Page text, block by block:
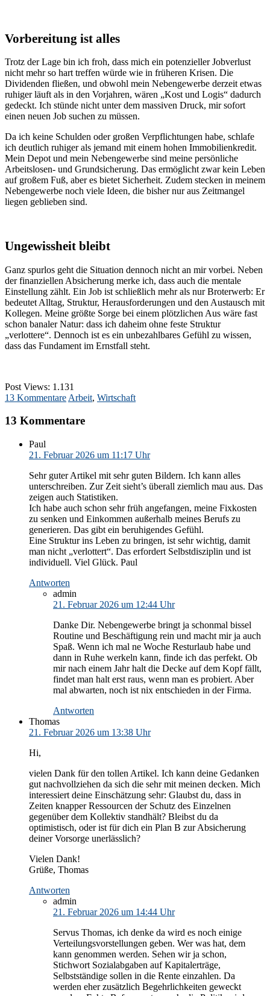
Vorbereitung ist alles
Trotz der Lage bin ich froh, dass mich ein potenzieller Jobverlust
nicht mehr so hart treffen würde wie in früheren Krisen. Die
Dividenden fließen, und obwohl mein Nebengewerbe derzeit etwas
ruhiger läuft als in den Vorjahren, wären „Kost und Logis“ dadurch
gedeckt. Ich stünde nicht unter dem massiven Druck, mir sofort
einen neuen Job suchen zu müssen.
Da ich keine Schulden oder großen Verpflichtungen habe, schlafe
ich deutlich ruhiger als jemand mit einem hohen Immobilienkredit.
Mein Depot und mein Nebengewerbe sind meine persönliche
Arbeitslosen- und Grundsicherung. Das ermöglicht zwar kein Leben
auf großem Fuß, aber es bietet Sicherheit. Zudem stecken in meinem
Nebengewerbe noch viele Ideen, die bisher nur aus Zeitmangel
liegen geblieben sind.
Ungewissheit bleibt
Ganz spurlos geht die Situation dennoch nicht an mir vorbei. Neben
der finanziellen Absicherung merke ich, dass auch die mentale
Einstellung zählt. Ein Job ist schließlich mehr als nur Broterwerb: Er
bedeutet Alltag, Struktur, Herausforderungen und den Austausch mit
Kollegen. Meine größte Sorge bei einem plötzlichen Aus wäre fast
schon banaler Natur: dass ich daheim ohne feste Struktur
„verlottere“. Dennoch ist es ein unbezahlbares Gefühl zu wissen,
dass das Fundament im Ernstfall steht.
Post Views: 1.131
13 Kommentare Arbeit, Wirtschaft
13 Kommentare
Paul
21. Februar 2026 um 11:17 Uhr
Sehr guter Artikel mit sehr guten Bildern. Ich kann alles
unterschreiben. Zur Zeit sieht’s überall ziemlich mau aus. Das
zeigen auch Statistiken.
Ich habe auch schon sehr früh angefangen, meine Fixkosten
zu senken und Einkommen außerhalb meines Berufs zu
generieren. Das gibt ein beruhigendes Gefühl.
Eine Struktur ins Leben zu bringen, ist sehr wichtig, damit
man nicht „verlottert“. Das erfordert Selbstdisziplin und ist
individuell. Viel Glück. Paul
Antworten
admin
21. Februar 2026 um 12:44 Uhr
Danke Dir. Nebengewerbe bringt ja schonmal bissel
Routine und Beschäftigung rein und macht mir ja auch
Spaß. Wenn ich mal ne Woche Resturlaub habe und
dann in Ruhe werkeln kann, finde ich das perfekt. Ob
mir nach einem Jahr halt die Decke auf dem Kopf fällt,
findet man halt erst raus, wenn man es probiert. Aber
mal abwarten, noch ist nix entschieden in der Firma.
Antworten
Thomas
21. Februar 2026 um 13:38 Uhr
Hi,
vielen Dank für den tollen Artikel. Ich kann deine Gedanken
gut nachvollziehen da sich die sehr mit meinen decken. Mich
interessiert deine Einschätzung sehr: Glaubst du, dass in
Zeiten knapper Ressourcen der Schutz des Einzelnen
gegenüber dem Kollektiv standhält? Bleibst du da
optimistisch, oder ist für dich ein Plan B zur Absicherung
deiner Vorsorge unerlässlich?
Vielen Dank!
Grüße, Thomas
Antworten
admin
21. Februar 2026 um 14:44 Uhr
Servus Thomas, ich denke da wird es noch einige
Verteilungsvorstellungen geben. Wer was hat, dem
kann genommen werden. Sehen wir ja schon,
Stichwort Sozialabgaben auf Kapitalerträge,
Selbstständige sollen in die Rente einzahlen. Da
werden eher zusätzlich Begehrlichkeiten geweckt